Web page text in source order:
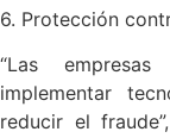
6. Protección
“Las
implementar
reducir el